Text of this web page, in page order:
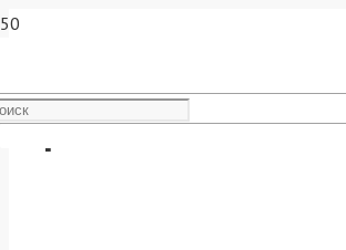
Горелка MIG-36